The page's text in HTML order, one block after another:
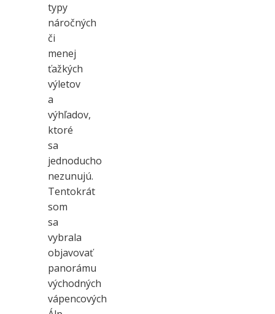
typy
náročných
či
menej
ťažkých
výletov
a
výhľadov,
ktoré
sa
jednoducho
nezunujú.
Tentokrát
som
sa
vybrala
objavovať
panorámu
východných
vápencových